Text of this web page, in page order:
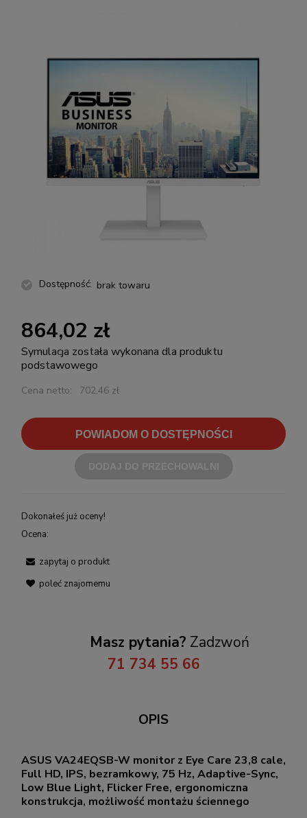
Dostępność: brak towaru
864,02 zł
Symulacja została wykonana dla produktu
podstawowego
Cena netto: 702,46 zł
POWIADOM O DOSTĘPNOŚCI
Dokonałeś już oceny!
Ocena:
zapytaj o produkt
poleć znajomemu
Masz pytania? Zadzwoń
71 734 55 66
OPIS
ASUS VA24EQSB-W monitor z Eye Care 23,8 cale,
Full HD, IPS, bezramkowy, 75 Hz, Adaptive-Sync,
Low Blue Light, Flicker Free, ergonomiczna
konstrukcja, możliwość montażu ściennego